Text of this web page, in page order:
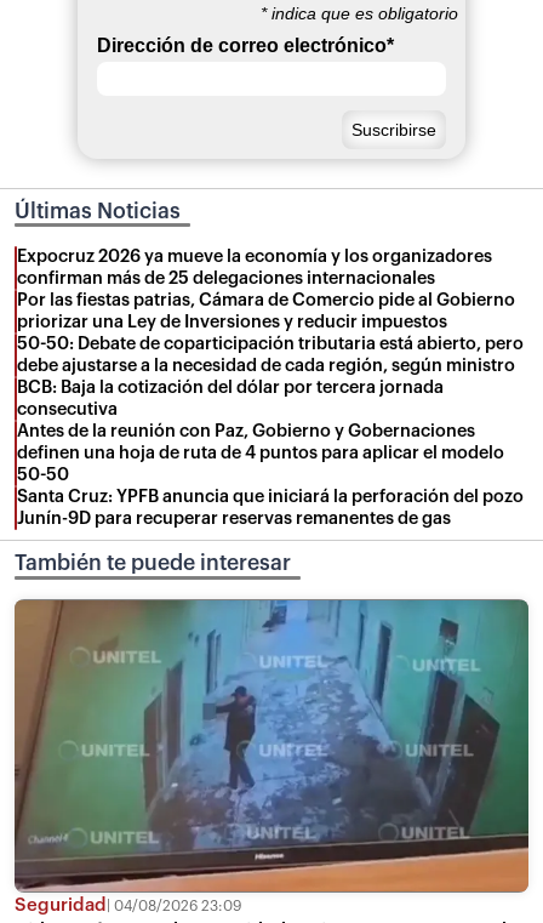
*indica que es obligatorio
Dirección de correo electrónico*
Últimas Noticias
Expocruz 2026 ya mueve la economía y los organizadores
confirman más de 25 delegaciones internacionales
Por las fiestas patrias, Cámara de Comercio pide al Gobierno
priorizar una Ley de Inversiones y reducir impuestos
50-50: Debate de coparticipación tributaria está abierto, pero
debe ajustarse a la necesidad de cada región, según ministro
BCB: Baja la cotización del dólar por tercera jornada
consecutiva
Antes de la reunión con Paz, Gobierno y Gobernaciones
definen una hoja de ruta de 4 puntos para aplicar el modelo
50-50
Santa Cruz: YPFB anuncia que iniciará la perforación del pozo
Junín-9D para recuperar reservas remanentes de gas
También te puede interesar
Seguridad 04/08/2026 23:09